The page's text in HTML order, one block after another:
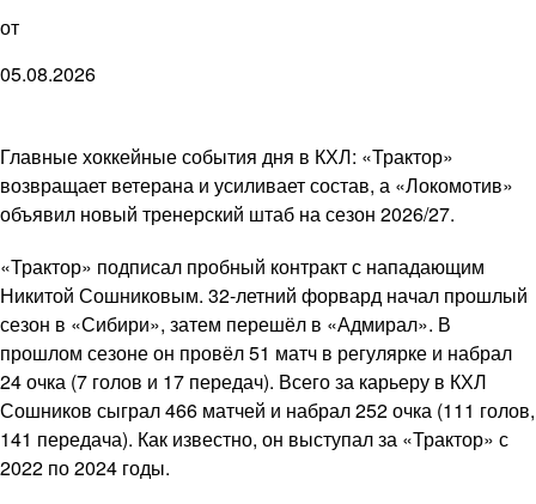
от
05.08.2026
Главные хоккейные события дня в КХЛ: «Трактор»
возвращает ветерана и усиливает состав, а «Локомотив»
объявил новый тренерский штаб на сезон 2026/27.
«Трактор» подписал пробный контракт с нападающим
Никитой Сошниковым. 32-летний форвард начал прошлый
сезон в «Сибири», затем перешёл в «Адмирал». В
прошлом сезоне он провёл 51 матч в регулярке и набрал
24 очка (7 голов и 17 передач). Всего за карьеру в КХЛ
Сошников сыграл 466 матчей и набрал 252 очка (111 голов,
141 передача). Как известно, он выступал за «Трактор» с
2022 по 2024 годы.